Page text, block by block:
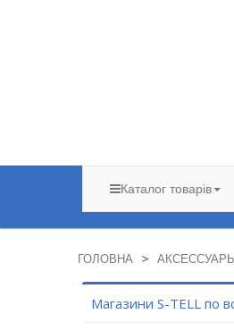
Каталог товарів
ГОЛОВНА > АКСЕССУАРЫ
Магазини S-TELL по